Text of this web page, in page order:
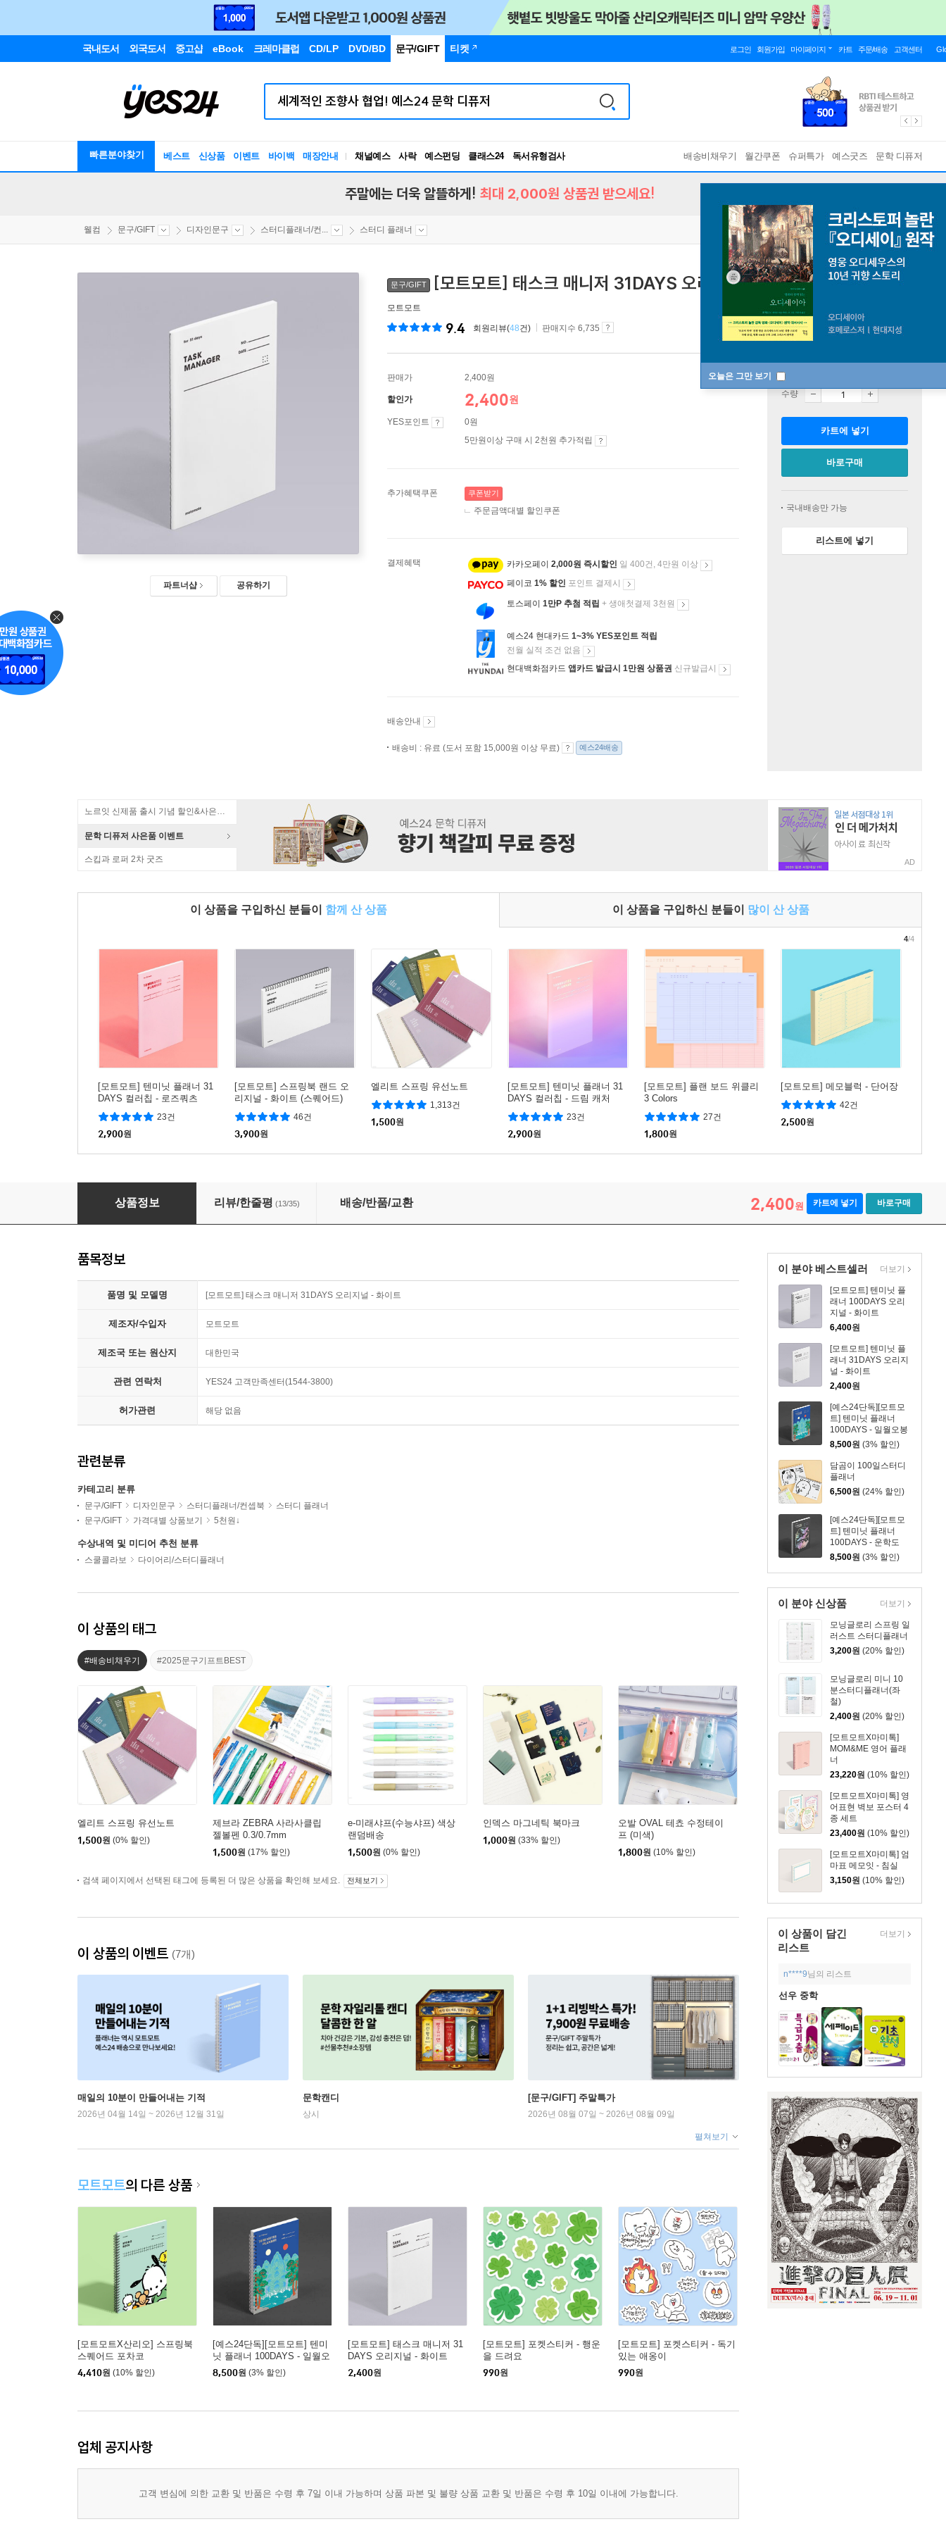
국내도서 외국도서 중고샵 eBook 크레마클럽 CD/LP DVD/BD 문구/GIFT 티켓 로그인 회원가입 마이페이지 카트 주문/배송 고객센터
빠른분야찾기 베스트 신상품 이벤트 바이백 매장안내 채널예스 사락 예스펀딩 클래스24
독서유형검사
RBTI Lab
배송비채우기 월간쿠폰 슈퍼특가 예스굿즈 문학 디퓨저
오늘은 그만 보기
주말에는 더욱 알뜰하게! 최대 2,000원 상품권 받으세요!
웰컴 문구/GIFT 디자인문구 스터디플래너/컨... 스터디 플래너
파트너샵 공유하기
문구/GIFT [모트모트] 태스크 매니저 31DAYS 오리지널 - 화이트
모트모트
9.4 회원리뷰(48건) 판매지수 6,735
판매가 2,400원
할인가 2,400원
YES포인트
0원
5만원이상 구매 시 2천원 추가적립
추가혜택쿠폰 쿠폰받기
주문금액대별 할인쿠폰
결제혜택 카카오페이 2,000원 즉시할인 일 400건, 4만원 이상
페이코 1% 할인 포인트 결제시
토스페이 1만P 추첨 적립 + 생애첫결제 3천원
예스24 현대카드 1~3% YES포인트 적립
전월 실적 조건 없음
현대백화점카드 앱카드 발급시 1만원 상품권 신규발급시
배송안내
배송비 : 유료 (도서 포함 15,000원 이상 무료) 예스24배송
판매중
수량
카트에 넣기
바로구매
국내배송만 가능
리스트에 넣기
노르잇 신제품 출시 기념 할인&사은품 증정!
문학 디퓨저 사은품 이벤트
스킵과 로퍼 2차 굿즈 AD
이 상품을 구입하신 분들이 함께 산 상품 이 상품을 구입하신 분들이 많이 산 상품
[모트모트] 텐미닛 플래너 31
DAYS 컬러칩 - 로즈쿼츠
23건
2,900원
[모트모트] 스프링북 랜드 오
리지널 - 화이트 (스퀘어드)
46건
3,900원
엘리트 스프링 유선노트
1,313건
1,500원
[모트모트] 텐미닛 플래너 31
DAYS 컬러칩 - 드림 캐처
23건
2,900원
[모트모트] 플랜 보드 위클리
3 Colors
27건
1,800원
[모트모트] 메모블럭 - 단어장
42건
2,500원
4/4
[모트모트] 태스크 매니저 31DAYS 오리지널 - 화이트
상품정보 리뷰/한줄평 (13/35) 배송/반품/교환 2,400원 카트에 넣기 바로구매
이 분야 베스트셀러
[모트모트] 텐미닛 플
래너 100DAYS 오리
지널 - 화이트
6,400원
[모트모트] 텐미닛 플
래너 31DAYS 오리지
널 - 화이트
2,400원
[예스24단독][모트모
트] 텐미닛 플래너
100DAYS - 일월오봉
도
8,500원 (3% 할인)
담곰이 100일스터디
플래너
6,500원 (24% 할인)
[예스24단독][모트모
트] 텐미닛 플래너
100DAYS - 운학도
8,500원 (3% 할인)
더보기
이 분야 신상품
모닝글로리 스프링 일
러스트 스터디플래너
3,200원 (20% 할인)
모닝글로리 미니 10
분스터디플래너(좌
철)
2,400원 (20% 할인)
[모트모트X마미톡]
MOM&ME 영어 플래
너
23,220원 (10% 할인)
[모트모트X마미톡] 영
어표현 벽보 포스터 4
종 세트
23,400원 (10% 할인)
[모트모트X마미톡] 엄
마표 메모잇 - 침실
3,150원 (10% 할인)
더보기
이 상품이 담긴
리스트
더보기
n****9님의 리스트
선우 중학
품목정보
품명 및 모델명 [모트모트] 태스크 매니저 31DAYS 오리지널 - 화이트
제조자/수입자 모트모트
제조국 또는 원산지 대한민국
관련 연락처 YES24 고객만족센터(1544-3800)
허가관련 해당 없음
관련분류
카테고리 분류
문구/GIFT 디자인문구 스터디플래너/컨셉북
스터디 플래너
문구/GIFT
가격대별 상품보기 5천원↓
수상내역 및 미디어 추천 분류
스쿨콜라보 다이어리/스터디플래너
이 상품의 태그
#배송비채우기 #2025문구기프트BEST
엘리트 스프링 유선노트
1,500원 (0% 할인)
제브라 ZEBRA 사라사클립
젤볼펜 0.3/0.7mm
1,500원 (17% 할인)
e-미래샤프(수능샤프) 색상
랜덤배송
1,500원 (0% 할인)
인덱스 마그네틱 북마크
1,000원 (33% 할인)
오발 OVAL 테쵸 수정테이
프 (미색)
1,800원 (10% 할인)
검색 페이지에서 선택된 태그에 등록된 더 많은 상품을 확인해 보세요. 전체보기
이 상품의 이벤트 (7개)
매일의 10분이 만들어내는 기적
2026년 04월 14일 ~ 2026년 12월 31일
문학캔디
상시
[문구/GIFT] 주말특가
2026년 08월 07일 ~ 2026년 08월 09일
펼쳐보기
모트모트의 다른 상품
[모트모트X산리오] 스프링북
스퀘어드 포차코
4,410원 (10% 할인)
[예스24단독][모트모트] 텐미
닛 플래너 100DAYS - 일월오
봉도
8,500원 (3% 할인)
[모트모트] 태스크 매니저 31
DAYS 오리지널 - 화이트
2,400원
[모트모트] 포켓스티커 - 행운
을 드려요
990원
[모트모트] 포켓스티커 - 독기
있는 애옹이
990원
업체 공지사항
고객 변심에 의한 교환 및 반품은 수령 후 7일 이내 가능하며 상품 파본 및 불량 상품 교환 및 반품은 수령 후 10일 이내에 가능합니다.